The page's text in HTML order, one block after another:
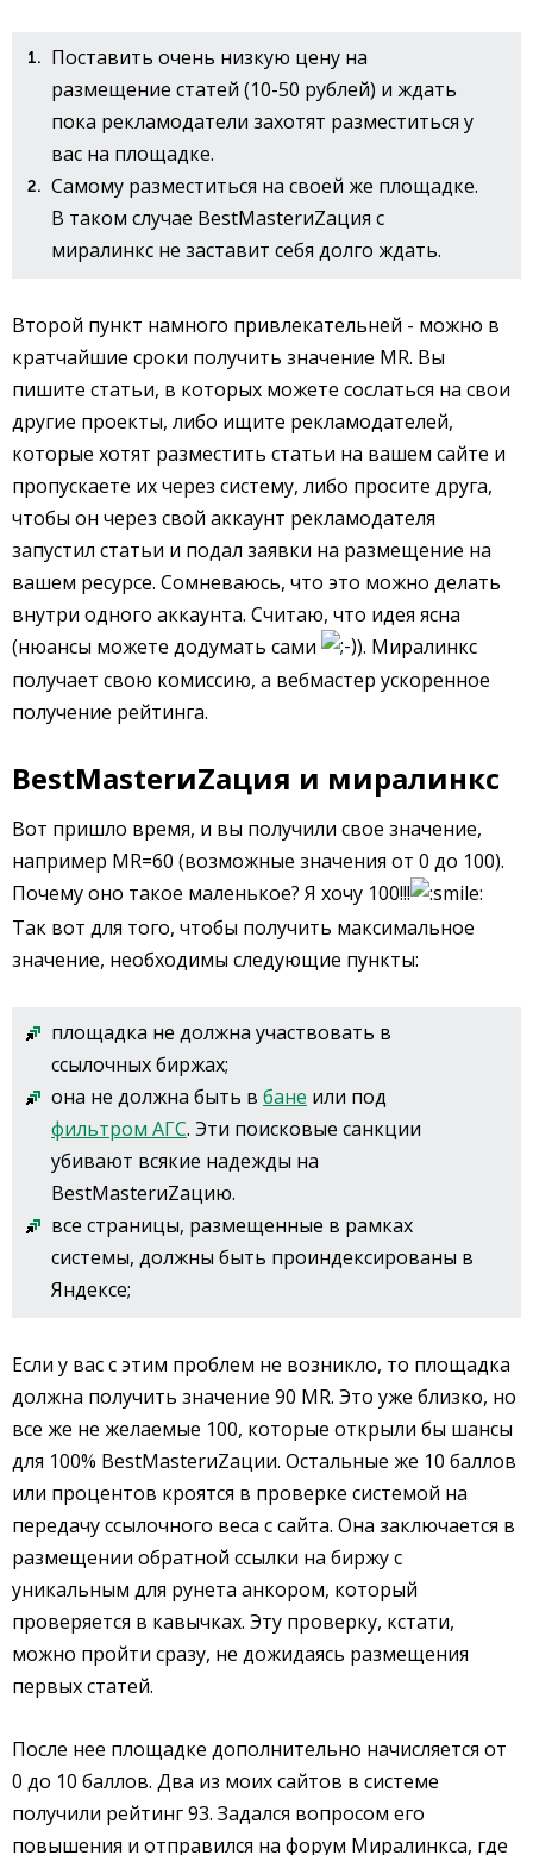
Поставить очень низкую цену на
размещение статей (10-50 рублей) и ждать
пока рекламодатели захотят разместиться у
вас на площадке.
Самому разместиться на своей же площадке.
В таком случае BestMasterиZация с
миралинкс не заставит себя долго ждать.
Второй пункт намного привлекательней - можно в
кратчайшие сроки получить значение MR. Вы
пишите статьи, в которых можете сослаться на свои
другие проекты, либо ищите рекламодателей,
которые хотят разместить статьи на вашем сайте и
пропускаете их через систему, либо просите друга,
чтобы он через свой аккаунт рекламодателя
запустил статьи и подал заявки на размещение на
вашем ресурсе. Сомневаюсь, что это можно делать
внутри одного аккаунта. Считаю, что идея ясна
(нюансы можете додумать сами
). Миралинкс
получает свою комиссию, а вебмастер ускоренное
получение рейтинга.
BestMasterиZация и миралинкс
Вот пришло время, и вы получили свое значение,
например MR=60 (возможные значения от 0 до 100).
Почему оно такое маленькое? Я хочу 100!!!
Так вот для того, чтобы получить максимальное
значение, необходимы следующие пункты:
площадка не должна участвовать в
ссылочных биржах;
она не должна быть в бане или под
фильтром АГС. Эти поисковые санкции
убивают всякие надежды на
BestMasterиZацию.
все страницы, размещенные в рамках
системы, должны быть проиндексированы в
Яндексе;
Если у вас с этим проблем не возникло, то площадка
должна получить значение 90 MR. Это уже близко, но
все же не желаемые 100, которые открыли бы шансы
для 100% BestMasterиZации. Остальные же 10 баллов
или процентов кроятся в проверке системой на
передачу ссылочного веса с сайта. Она заключается в
размещении обратной ссылки на биржу с
уникальным для рунета анкором, который
проверяется в кавычках. Эту проверку, кстати,
можно пройти сразу, не дожидаясь размещения
первых статей.
После нее площадке дополнительно начисляется от
0 до 10 баллов. Два из моих сайтов в системе
получили рейтинг 93. Задался вопросом его
повышения и отправился на форум Миралинкса, где